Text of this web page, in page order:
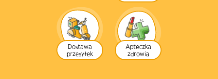
Dostawa
przesyłek
Apteczka
zdrowia